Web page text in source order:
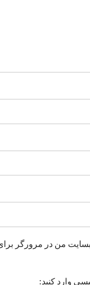
من در مرورگر
وارد کنید: